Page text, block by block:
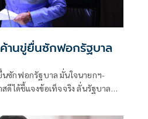
านขู่ยื่นซักฟอกรัฐบาล
นซักฟอกรัฐบาล มั่นใจนายกฯ-
ดีได้ชี้แจงข้อเท็จจริง ลั่นรัฐบาล